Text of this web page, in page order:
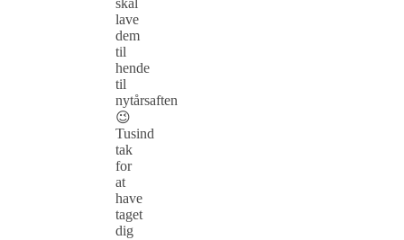
skal
lave
dem
til
hende
til
nytårsaften
😉
Tusind
tak
for
at
have
taget
dig